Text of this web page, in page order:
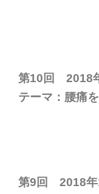
第10回 2018
テーマ：腰痛
第9回 2018年